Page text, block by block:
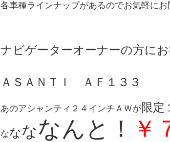
各車種ラインナップがあるのでお気軽にお
ナビゲーターオーナーの方にお
ＡＳＡＮＴＩ ＡＦ１３３
あのアシャンティ２４インチＡＷが限定
ななななんと！ ￥